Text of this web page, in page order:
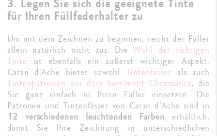
für Ihren Füllfederhalter zu
Um mit dem Zeichnen zu beginnen, reicht der Füller
allein natürlich nicht aus. DieWahl der richtigen
Tinte ist ebenfalls ein äußerst wichtiger Aspekt.
Caran d’Ache bietet sowohlTintenfässer als auch
Tintenpatronen aus dem Sortiment Chromatics, die
Sie ganz einfach in Ihren Füller einsetzen. Die
Patronen und Tintenfässer von Caran d’Ache sind in
12 verschiedenen leuchtenden Farben erhältlich,
damit Sie Ihre Zeichnung in unterschiedlichen